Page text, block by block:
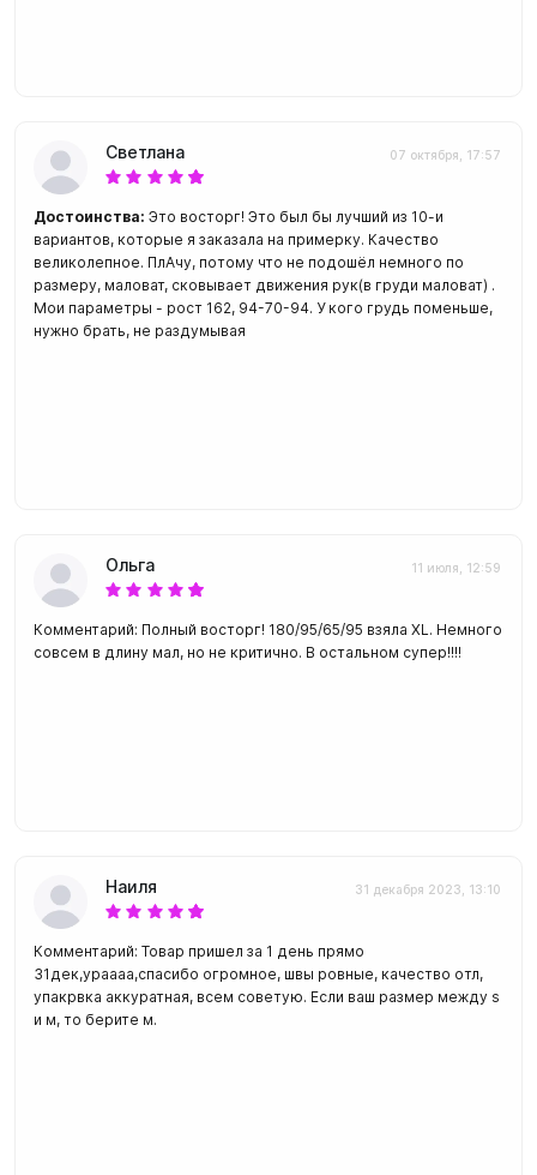
Светлана 07 октября, 17:57
Достоинства: Это восторг! Это был бы лучший из 10-и
вариантов, которые я заказала на примерку. Качество
великолепное. ПлАчу, потому что не подошёл немного по
размеру, маловат, сковывает движения рук(в груди маловат) .
Мои параметры - рост 162, 94-70-94. У кого грудь поменьше,
нужно брать, не раздумывая
Ольга 11 июля, 12:59
Комментарий: Полный восторг! 180/95/65/95 взяла XL. Немного
совсем в длину мал, но не критично. В остальном супер!!!!
Наиля 31 декабря 2023, 13:10
Комментарий: Товар пришел за 1 день прямо
31дек,ураааа,спасибо огромное, швы ровные, качество отл,
упакрвка аккуратная, всем советую. Если ваш размер между s
и м, то берите м.